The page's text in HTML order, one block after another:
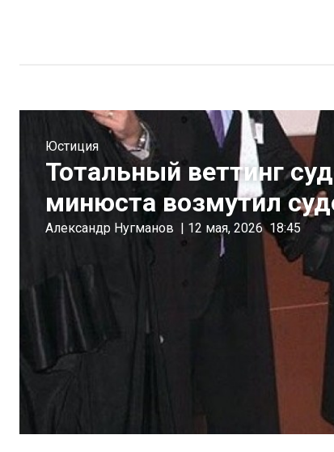
Юстиция
Тотальный веттинг
минюста возмутил
Александр Нугманов | 12 мая, 2026 18:45